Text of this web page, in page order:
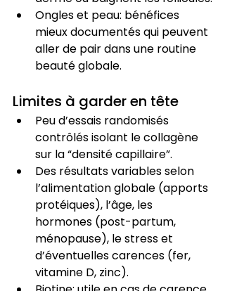
Ongles et peau: bénéfices
mieux documentés qui peuvent
aller de pair dans une routine
beauté globale.
Limites à garder en tête
Peu d’essais randomisés
contrôlés isolant le collagène
sur la “densité capillaire”.
Des résultats variables selon
l’alimentation globale (apports
protéiques), l’âge, les
hormones (post-partum,
ménopause), le stress et
d’éventuelles carences (fer,
vitamine D, zinc).